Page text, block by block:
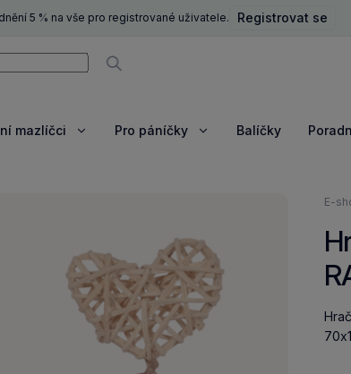
5 % na vše pro registrované uživatele. Registrovat se
Vyhledávat
mazlíčci
ZobrazitPro páníčky
ZobrazitBalíčky
zde:
E-